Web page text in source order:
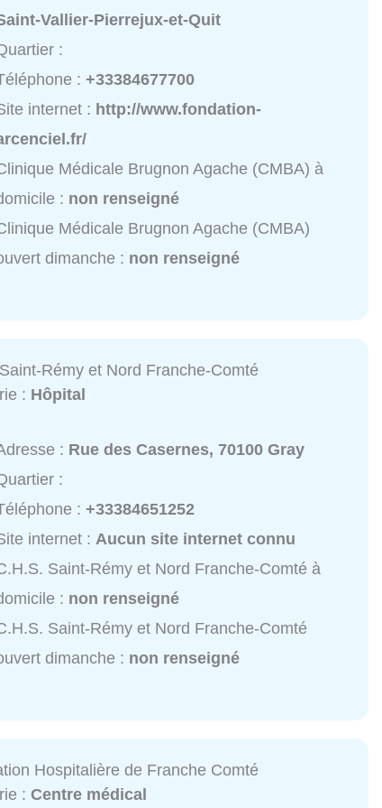
Vallier-Pierrejux-et-Quit
:
:+33384677700
internet : http://www.fondation-
Médicale Brugnon Agache (CMBA) à
: non renseigné
Médicale Brugnon Agache (CMBA)
dimanche : non renseigné
Rémy et Nord Franche-Comté
: Hôpital
: Rue des Casernes, 70100 Gray
:
:+33384651252
internet :Aucun site internet connu
Saint-Rémy et Nord Franche-Comté à
: non renseigné
Saint-Rémy et Nord Franche-Comté
dimanche : non renseigné
Hospitalière de Franche Comté
:Centre médical